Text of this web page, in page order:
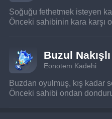
Soğuğu fethetmek isteyen
Önceki sahibinin kara karşı
Buzul
Eonotem Kadehi
Buzdan oyulmuş, kış kadar
Önceki sahibi ondan